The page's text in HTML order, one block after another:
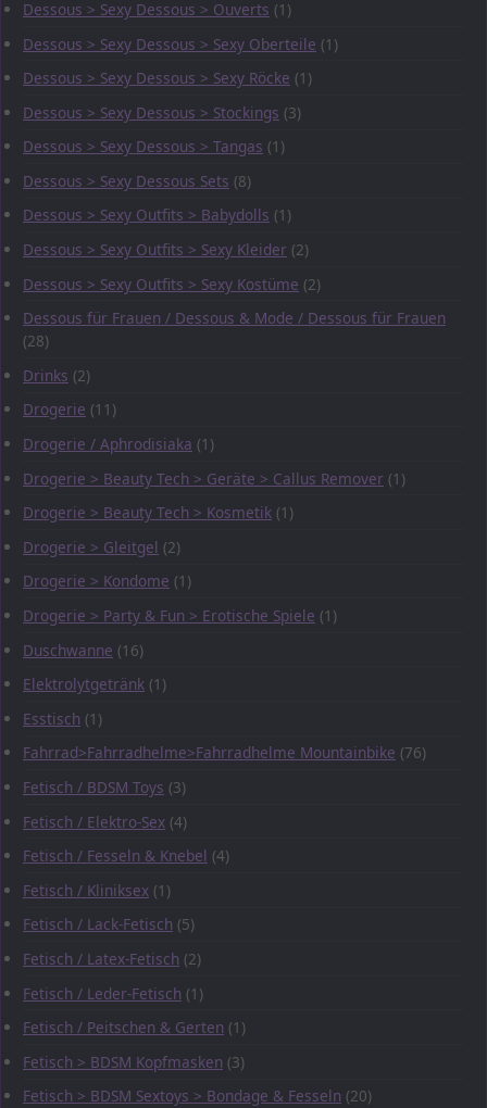
Dessous > Sexy Dessous > Ouverts (1)
Dessous > Sexy Dessous > Sexy Oberteile (1)
Dessous > Sexy Dessous > Sexy Röcke (1)
Dessous > Sexy Dessous > Stockings (3)
Dessous > Sexy Dessous > Tangas (1)
Dessous > Sexy Dessous Sets (8)
Dessous > Sexy Outfits > Babydolls (1)
Dessous > Sexy Outfits > Sexy Kleider (2)
Dessous > Sexy Outfits > Sexy Kostüme (2)
Dessous für Frauen / Dessous & Mode / Dessous für Frauen
(28)
Drinks (2)
Drogerie (11)
Drogerie / Aphrodisiaka (1)
Drogerie > Beauty Tech > Geräte > Callus Remover (1)
Drogerie > Beauty Tech > Kosmetik (1)
Drogerie > Gleitgel (2)
Drogerie > Kondome (1)
Drogerie > Party & Fun > Erotische Spiele (1)
Duschwanne (16)
Elektrolytgetränk (1)
Esstisch (1)
Fahrrad>Fahrradhelme>Fahrradhelme Mountainbike (76)
Fetisch / BDSM Toys (3)
Fetisch / Elektro-Sex (4)
Fetisch / Fesseln & Knebel (4)
Fetisch / Kliniksex (1)
Fetisch / Lack-Fetisch (5)
Fetisch / Latex-Fetisch (2)
Fetisch / Leder-Fetisch (1)
Fetisch / Peitschen & Gerten (1)
Fetisch > BDSM Kopfmasken (3)
Fetisch > BDSM Sextoys > Bondage & Fesseln (20)